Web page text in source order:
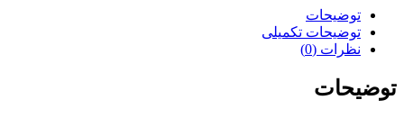
توضیحات
توضیحات تکمیلی
نظرات (0)
توضیحات